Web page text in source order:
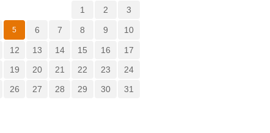
1
2 3
5 6 7 8 9 10
12 13 14 15 16
17
19 20 21 22 23
24
26 27 28 29 30 31